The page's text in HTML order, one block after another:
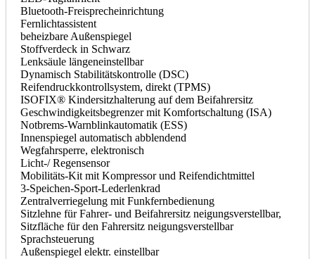
Bluetooth-Freisprecheinrichtung
Fernlichtassistent
beheizbare Außenspiegel
Stoffverdeck in Schwarz
Lenksäule längeneinstellbar
Dynamisch Stabilitätskontrolle (DSC)
Reifendruckkontrollsystem, direkt (TPMS)
ISOFIX® Kindersitzhalterung auf dem Beifahrersitz
Geschwindigkeitsbegrenzer mit Komfortschaltung (ISA)
Notbrems-Warnblinkautomatik (ESS)
Innenspiegel automatisch abblendend
Wegfahrsperre, elektronisch
Licht-/ Regensensor
Mobilitäts-Kit mit Kompressor und Reifendichtmittel
3-Speichen-Sport-Lederlenkrad
Zentralverriegelung mit Funkfernbedienung
Sitzlehne für Fahrer- und Beifahrersitz neigungsverstellbar,
Sitzfläche für den Fahrersitz neigungsverstellbar
Sprachsteuerung
Außenspiegel elektr. einstellbar